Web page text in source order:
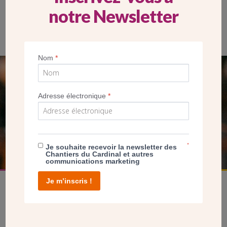
La paroisse avait préparée une messe pour célébrer la fin des
SEUL VOTRE DON
NOUS PERMET D’AGIR
FAIRE UN DON
notre Newsletter
Nom*
Adresse électronique*
Je souhaite recevoir la newsletter des
Chantiers du Cardinal et autres
communications marketing
*
Je m’inscris !